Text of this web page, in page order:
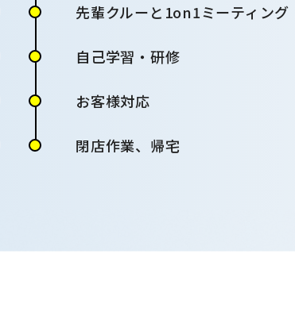
先輩クルーと1on1ミーティング
自己学習・研修
お客様対応
閉店作業、帰宅